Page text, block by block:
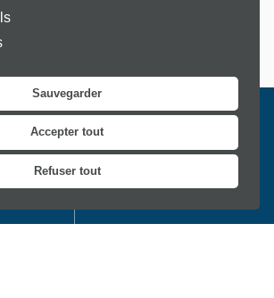
Sauvegarder
Accepter tout
Refuser tout
- 27210 Beuzeville